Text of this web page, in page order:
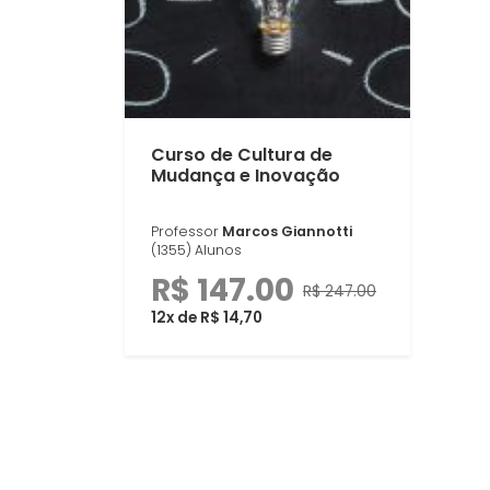
Curso de Cultura de
Mudança e Inovação
Professor Marcos Giannotti
(1355) Alunos
R$ 147.00 R$ 247.00
12x de R$ 14,70